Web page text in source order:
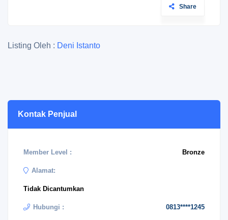
Share
Listing Oleh : Deni Istanto
Kontak Penjual
Member Level : Bronze
Alamat:
Tidak Dicantumkan
Hubungi : 0813****1245